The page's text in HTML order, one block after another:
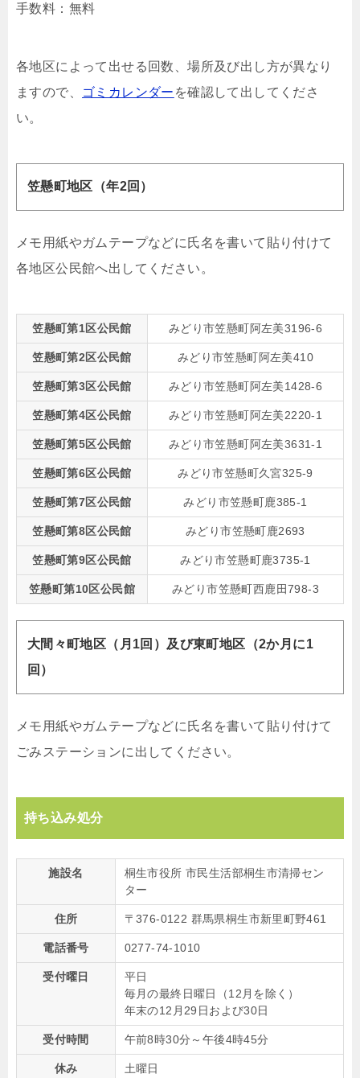
手数料：無料
各地区によって出せる回数、場所及び出し方が異なり
ますので、
ゴミカレンダー を確認して出してくださ
い。
笠懸町地区（年2回）
メモ用紙やガムテープなどに氏名を書いて貼り付けて
各地区公民館へ出してください。
笠懸町第1区公民館 みどり市笠懸町阿左美3196-6
笠懸町第2区公民館 みどり市笠懸町阿左美410
笠懸町第3区公民館 みどり市笠懸町阿左美1428-6
笠懸町第4区公民館 みどり市笠懸町阿左美2220-1
笠懸町第5区公民館 みどり市笠懸町阿左美3631-1
笠懸町第6区公民館 みどり市笠懸町久宮325-9
笠懸町第7区公民館 みどり市笠懸町鹿385-1
笠懸町第8区公民館 みどり市笠懸町鹿2693
笠懸町第9区公民館 みどり市笠懸町鹿3735-1
笠懸町第10区公民館 みどり市笠懸町西鹿田798-3
大間々町地区（月1回）及び東町地区（2か月に1
回）
メモ用紙やガムテープなどに氏名を書いて貼り付けて
ごみステーションに出してください。
持ち込み処分
施設名
桐生市役所 市民生活部桐生市清掃セン
ター
住所 〒376-0122 群馬県桐生市新里町野461
電話番号 0277-74-1010
受付曜日
平日
毎月の最終日曜日（12月を除く）
年末の12月29日および30日
受付時間 午前8時30分～午後4時45分
休み 土曜日